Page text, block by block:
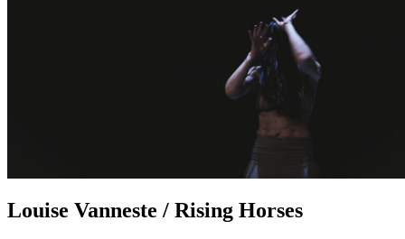
Louise Vanneste / Rising Horses